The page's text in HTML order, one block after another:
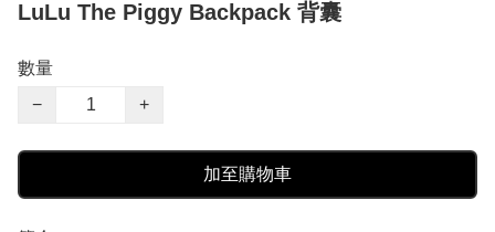
LuLu The Piggy Backpack 背囊
數量
−
+
加至購物車